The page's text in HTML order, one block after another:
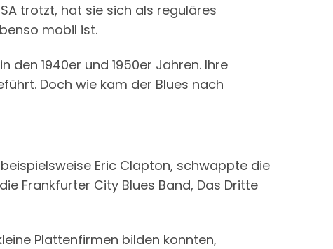
trotzt, hat sie sich als reguläres
mobil ist.
den 1940er und 1950er Jahren. Ihre
Doch wie kam der Blues nach
Eric Clapton, schwappte die
Frankfurter City Blues Band, Das Dritte
Plattenfirmen bilden konnten,